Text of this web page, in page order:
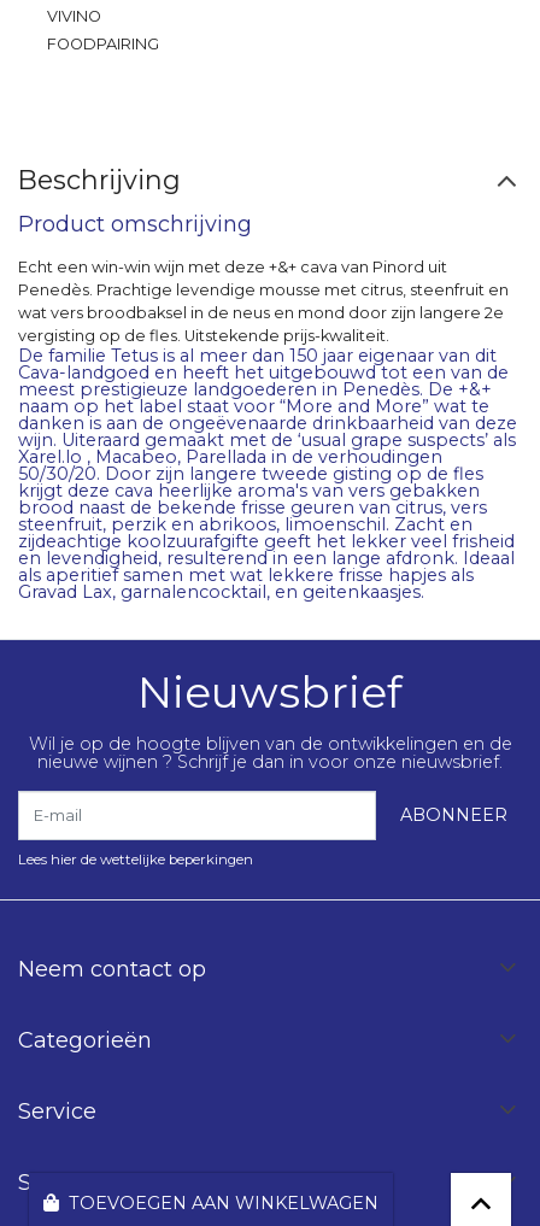
TOEVOEGEN AAN WINKELWAGEN
VIVINO
FOODPAIRING
Beschrijving
Product omschrijving
Echt een win-win wijn met deze +&+ cava van Pinord uit
Penedès. Prachtige levendige mousse met citrus, steenfruit en
wat vers broodbaksel in de neus en mond door zijn langere 2e
vergisting op de fles. Uitstekende prijs-kwaliteit.
De familie Tetus is al meer dan 150 jaar eigenaar van dit
Cava-landgoed en heeft het uitgebouwd tot een van de
meest prestigieuze landgoederen in Penedès. De +&+
naam op het label staat voor “More and More” wat te
danken is aan de ongeëvenaarde drinkbaarheid van deze
wijn. Uiteraard gemaakt met de ‘usual grape suspects’ als
Xarel.lo , Macabeo, Parellada in de verhoudingen
50/30/20. Door zijn langere tweede gisting op de fles
krijgt deze cava heerlijke aroma's van vers gebakken
brood naast de bekende frisse geuren van citrus, vers
steenfruit, perzik en abrikoos, limoenschil. Zacht en
zijdeachtige koolzuurafgifte geeft het lekker veel frisheid
en levendigheid, resulterend in een lange afdronk. Ideaal
als aperitief samen met wat lekkere frisse hapjes als
Gravad Lax, garnalencocktail, en geitenkaasjes.
Nieuwsbrief
Wil je op de hoogte blijven van de ontwikkelingen en de
nieuwe wijnen ? Schrijf je dan in voor onze nieuwsbrief.
ABONNEER
Lees hier de wettelijke beperkingen
Neem contact op
Categorieën
Service
Spinning Wines